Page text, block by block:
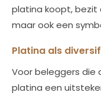
platina koopt, bezit
maar ook een
Platina als
Voor beleggers die
platina een